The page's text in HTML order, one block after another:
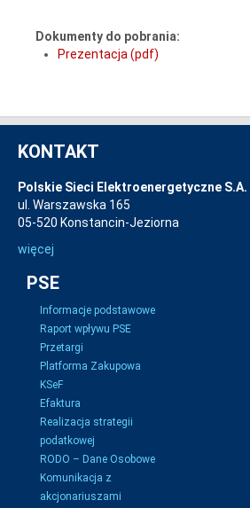
Dokumenty do pobrania:
Prezentacja (pdf)
KONTAKT
Polskie Sieci Elektroenergetyczne S.A.
ul. Warszawska 165
05-520 Konstancin-Jeziorna
więcej
PSE
Informacje podstawowe
Raport wpływu PSE
Przetargi
Platforma Zakupowa
KSeF
Efaktura
Realizacja strategii
podatkowej
RODO – Dane Osobowe
Komunikacja z
akcjonariuszami